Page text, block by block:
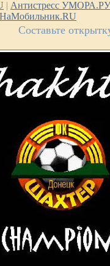
| Антистресс УМОРА.РУ
НаМобильник.RU
Составьте